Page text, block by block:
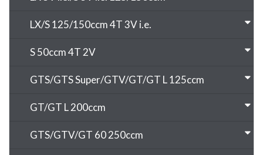
LX/S 125/150ccm 4T 3V i.e.
S 50ccm 4T 2V
GTS/GTS Super/GTV/GT/GT L 125ccm
GT/GT L 200ccm
GTS/GTV/GT 60 250ccm